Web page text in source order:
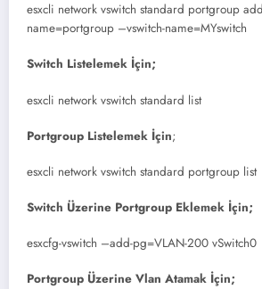
esxcli network vswitch standard portgroup
name=portgroup –vswitch-name=MYswitch
Switch Listelemek İçin;
esxcli network vswitch standard list
Portgroup Listelemek İçin;
esxcli network vswitch standard portgroup list
Switch Üzerine Portgroup Eklemek İçin;
esxcfg-vswitch –add-pg=VLAN-200 vSwitch0
Portgroup Üzerine Vlan Atamak İçin;